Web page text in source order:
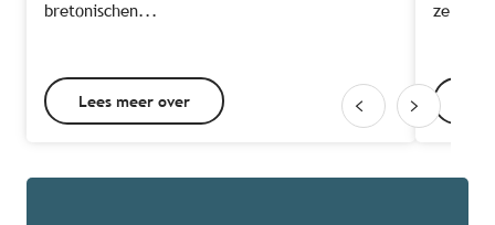
bretonischen...
Lees meer over
ze